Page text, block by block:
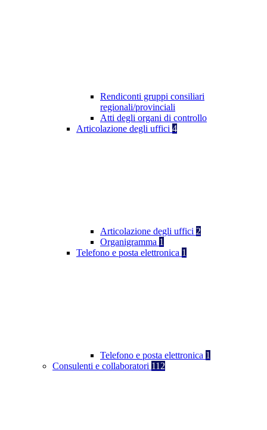
Rendiconti gruppi consiliari
regionali/provinciali
Atti degli organi di controllo
Articolazione degli uffici 4
Articolazione degli uffici 2
Organigramma 1
Telefono e posta elettronica 1
Telefono e posta elettronica 1
Consulenti e collaboratori 112